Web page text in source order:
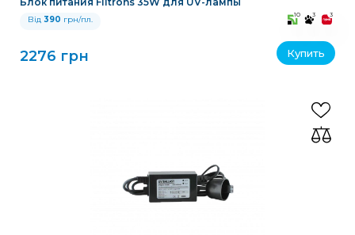
Від 390 грн/пл. 10 3 3
2276 грн Купить